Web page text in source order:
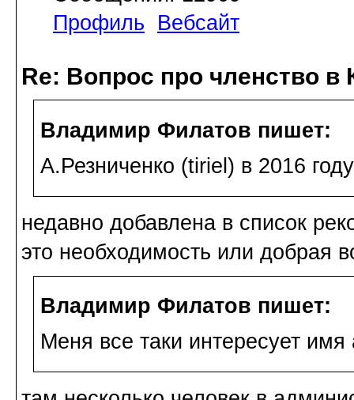
Профиль
Вебсайт
Re: Вопрос про членство в
Владимир Филатов пишет:
А.Резниченко (tiriel) в 2016
недавно добавлена в список
это необходимость или добрая
Владимир Филатов пишет:
Меня все таки интересует